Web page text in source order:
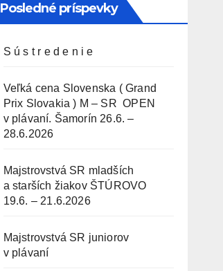
Posledné príspevky
S ú s t r e d e n i e
Veľká cena Slovenska ( Grand
Prix Slovakia ) M – SR OPEN
v plávaní. Šamorín 26.6. –
28.6.2026
Majstrovstvá SR mladších
a starších žiakov ŠTÚROVO
19.6. – 21.6.2026
Majstrovstvá SR juniorov
v plávaní